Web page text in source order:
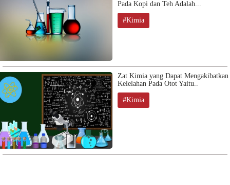
Pada Kopi dan Teh Adalah...
#Kimia
Zat Kimia yang Dapat Mengakibatkan
Kelelahan Pada Otot Yaitu..
#Kimia